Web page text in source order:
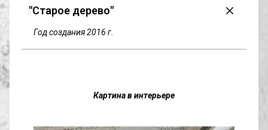
"Старое дерево"
Год создания 2016 г.
Картина в интерьере